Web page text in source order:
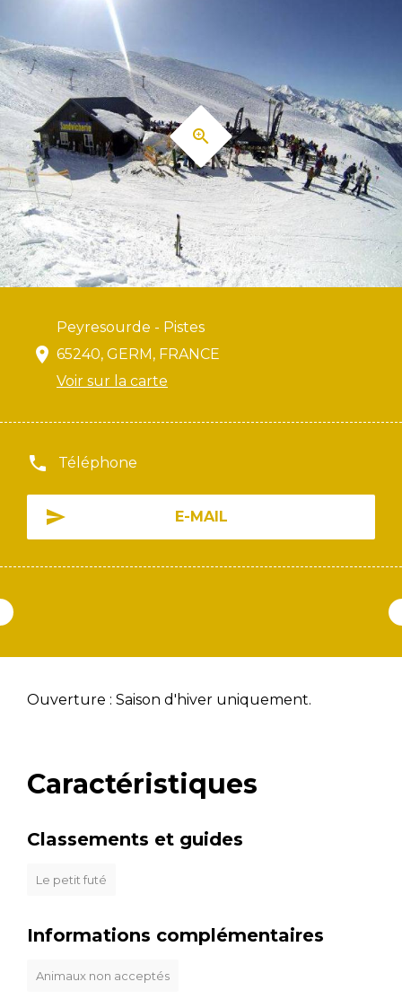
Peyresourde - Pistes
65240, GERM, FRANCE
Voir sur la carte
Téléphone
E-MAIL
Ouverture : Saison d'hiver uniquement.
Caractéristiques
Classements et guides
Le petit futé
Informations complémentaires
Animaux non acceptés